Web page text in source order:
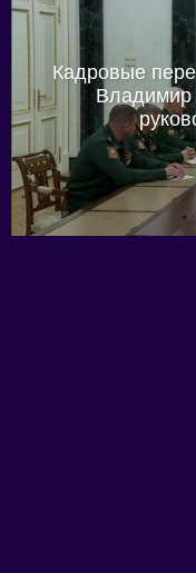
Кадровые
Владимир